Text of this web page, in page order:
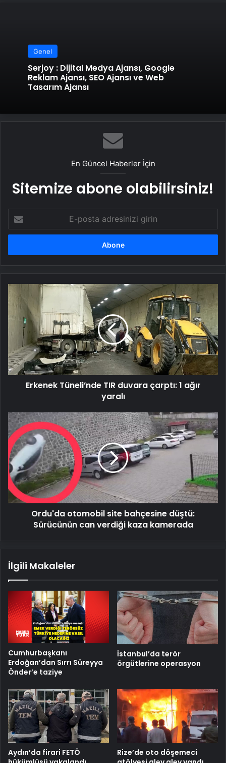
Genel
Serjoy : Dijital Medya Ajansı, Google
Reklam Ajansı, SEO Ajansı ve Web
Tasarım Ajansı
En Güncel Haberler İçin
Sitemize abone olabilirsiniz!
posta
adresinizi
Erkenek
duvara
çarptı:
ağır
yaralı
Erkenek Tüneli’nde TIR duvara çarptı: 1 ağır
yaralı
Ordu'da
otomobil
site
bahçesine
düştü:
Sürücünün
can
verdiği
kaza
kameradaOrdu'da otomobil site bahçesine düştü:
Sürücünün can verdiği kaza kamerada
İlgili Makaleler
Cumhurbaşkanı
Erdoğan’dan Sırrı Süreyya
Önder’e taziye
İstanbul’da terör
örgütlerine operasyon
Aydın’da firari FETÖ
Rize’de oto döşemeci